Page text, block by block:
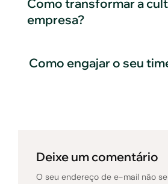
Post
Como transformar a
empresa?
Como engajar o seu
Deixe um comentário
O seu endereço de e-mail não